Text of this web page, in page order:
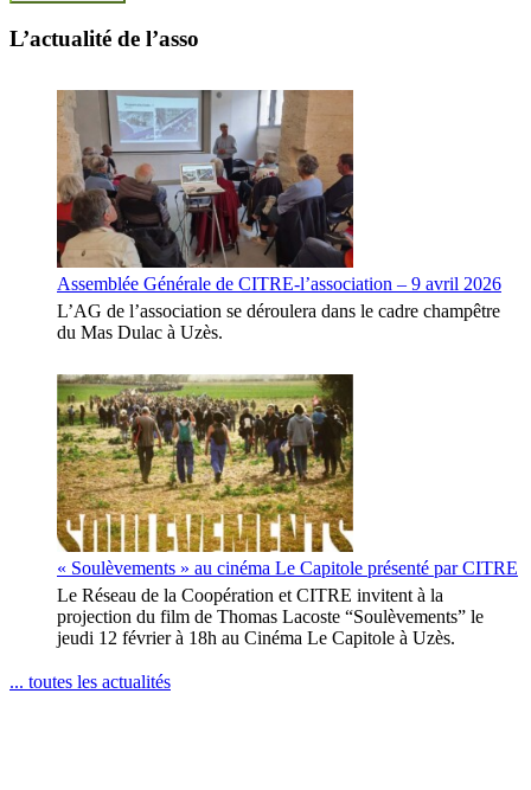
L’actualité de l’asso
Assemblée Générale de CITRE-l’association – 9 avril 2026
L’AG de l’association se déroulera dans le cadre champêtre
du Mas Dulac à Uzès.
« Soulèvements » au cinéma Le Capitole présenté par CITRE
Le Réseau de la Coopération et CITRE invitent à la
projection du film de Thomas Lacoste “Soulèvements” le
jeudi 12 février à 18h au Cinéma Le Capitole à Uzès.
... toutes les actualités